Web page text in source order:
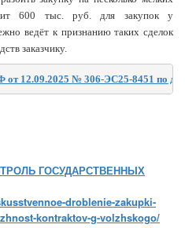
600 тыс. руб. для закупок у
ведёт к признанию таких сделок
заказчику.
от 12.09.2025 № 306-ЭС25-8451 по
ГОСУДАРСТВЕННЫХ
droblenie-zakupki-
kontraktov-g-volzhskogo/